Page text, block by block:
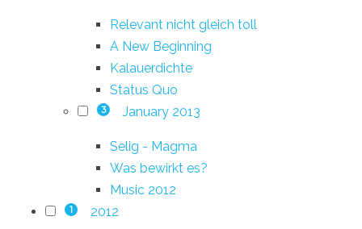
Relevant nicht gleich toll
A New Beginning
Kalauerdichte
Status Quo
3 January 2013
Selig - Magma
Was bewirkt es?
Music 2012
1 2012